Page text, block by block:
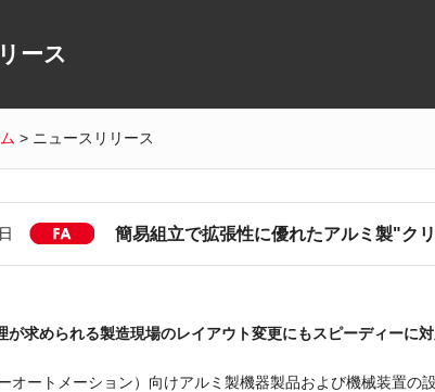
ース
> ニュースリリース
[FA]簡易組立で拡張性に優れたアルミ製"ク
が求められる製造現場のレイアウト変更にもスピーディーに
オートメーション）向けアルミ製機器製品および機械装置の